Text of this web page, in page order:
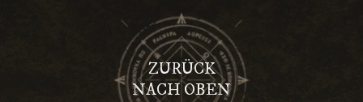
ZURÜCK
NACH OBEN